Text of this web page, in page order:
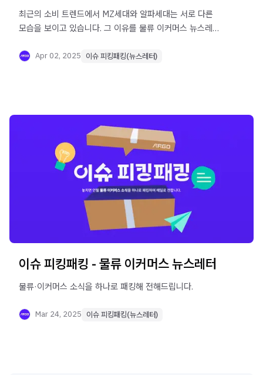
최근의 소비 트렌드에서 MZ세대와 알파세대는 서로 다른
모습을 보이고 있습니다. 그 이유를 물류 이커머스 뉴스레터
Apr 02, 2025 이슈 피킹패킹(뉴스레터)
이슈 피킹패킹 - 물류 이커머스 뉴스레터
물류·이커머스 소식을 하나로 패킹해 전해드립니다.
Mar 24, 2025 이슈 피킹패킹(뉴스레터)